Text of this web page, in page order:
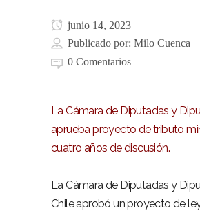
junio 14, 2023
Publicado por: Milo Cuenca
0 Comentarios
La Cámara de Diputadas y
aprueba proyecto de tributo
cuatro años de discusión.
La Cámara de Diputadas y
Chile aprobó un proyecto de